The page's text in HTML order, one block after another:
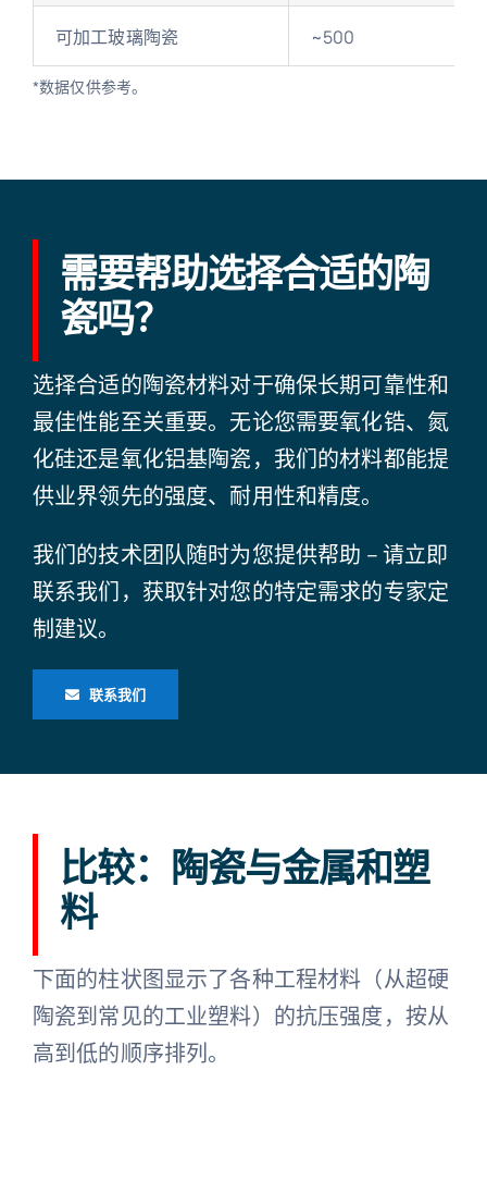
可加工玻璃陶瓷 ~500
*数据仅供参考。
需要帮助选择合适的陶
瓷吗？
选择合适的陶瓷材料对于确保长期可靠性和
最佳性能至关重要。无论您需要氧化锆、氮
化硅还是氧化铝基陶瓷，我们的材料都能提
供业界领先的强度、耐用性和精度。
我们的技术团队随时为您提供帮助 – 请立即
联系我们，获取针对您的特定需求的专家定
制建议。
联系我们
比较：陶瓷与金属和塑
料
下面的柱状图显示了各种工程材料（从超硬
陶瓷到常见的工业塑料）的抗压强度，按从
高到低的顺序排列。